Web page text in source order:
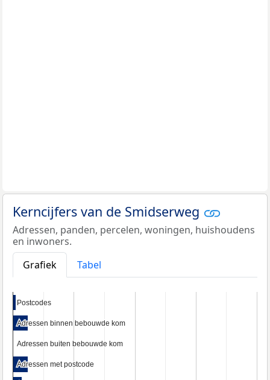
Kerncijfers van de Smidserweg
Adressen, panden, percelen, woningen, huishoudens
en inwoners.
Grafiek
Tabel
Postcodes
Postcodes
Adressen binnen bebouwde kom
Adressen binnen bebouwde kom
Adressen buiten bebouwde kom
Adressen buiten bebouwde kom
Adressen met postcode
Adressen met postcode